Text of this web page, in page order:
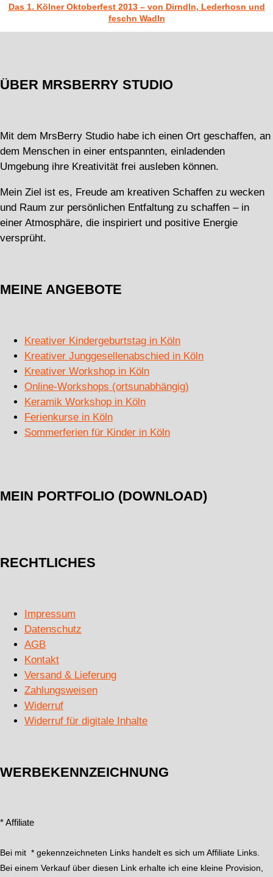
Das 1. Kölner Oktoberfest 2013 – von Dirndln, Lederhosn und
feschn Wadln
ÜBER MRSBERRY STUDIO
Mit dem MrsBerry Studio habe ich einen Ort geschaffen, an
dem Menschen in einer entspannten, einladenden
Umgebung ihre Kreativität frei ausleben können.
Mein Ziel ist es, Freude am kreativen Schaffen zu wecken
und Raum zur persönlichen Entfaltung zu schaffen – in
einer Atmosphäre, die inspiriert und positive Energie
versprüht.
MEINE ANGEBOTE
Kreativer Kindergeburtstag in Köln
Kreativer Junggesellenabschied in Köln
Kreativer Workshop in Köln
Online-Workshops (ortsunabhängig)
Keramik Workshop in Köln
Ferienkurse in Köln
Sommerferien für Kinder in Köln
MEIN PORTFOLIO (DOWNLOAD)
RECHTLICHES
Impressum
Datenschutz
AGB
Kontakt
Versand & Lieferung
Zahlungsweisen
Widerruf
Widerruf für digitale Inhalte
WERBEKENNZEICHNUNG
* Affiliate
Bei mit * gekennzeichneten Links handelt es sich um Affiliate Links.
Bei einem Verkauf über diesen Link erhalte ich eine kleine Provision,